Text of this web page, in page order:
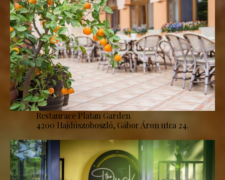
Restaurace Platan Garden
4200 Hajdúszoboszló, Gábor Áron utca 24.